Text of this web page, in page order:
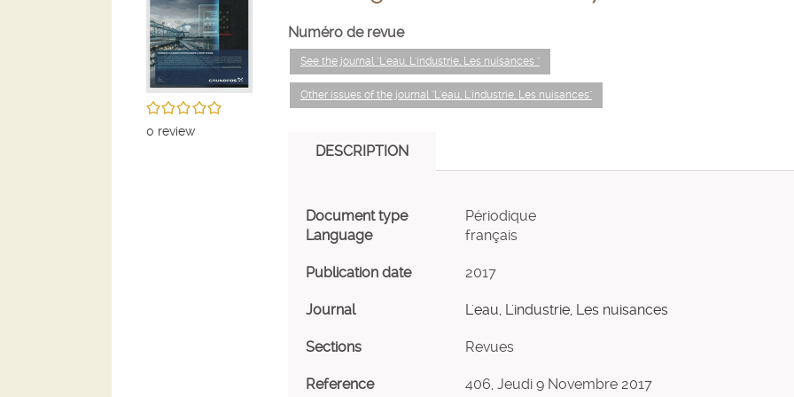
/5
0 review
Numéro de revue
See the journal "L'eau, L'industrie, Les nuisances "
Other issues of the journal "L'eau, L'industrie, Les nuisances"
DESCRIPTION
Document type
Périodique
Language
français
Publication date 2017
Journal L'eau, L'industrie, Les nuisances
Sections Revues
Reference 406, Jeudi 9 Novembre 2017